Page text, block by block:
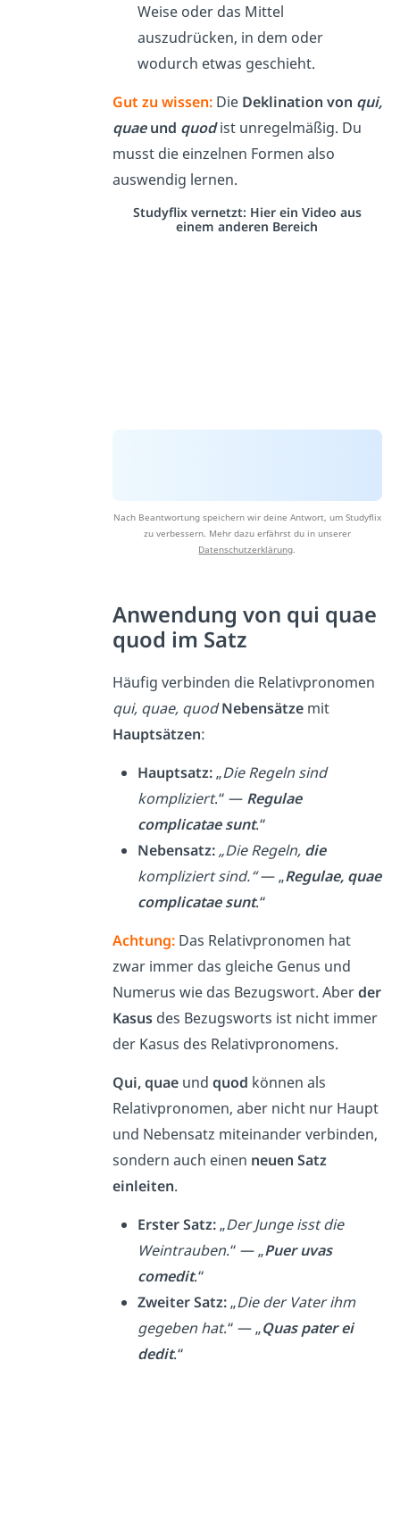
Weise oder das Mittel
auszudrücken, in dem oder
wodurch etwas geschieht.
Gut zu wissen: Die Deklination von qui,
quaeund quodist unregelmäßig. Du
musst die einzelnen Formen also
auswendig lernen.
Studyflix vernetzt: Hier ein Video aus
einem anderen Bereich
Nach Beantwortung speichern wir deine Antwort, um Studyflix
zu verbessern. Mehr dazu erfährst du in unserer
Datenschutzerklärung.
Anwendung von qui quae
quod im Satz
Häufig verbinden die Relativpronomen
qui, quae, quod Nebensätzemit
Hauptsätzen:
Hauptsatz:„Die Regeln sind
kompliziert.“ — Regulae
complicatae sunt.“
Nebensatz:„Die Regeln, die
kompliziert sind.“— „Regulae, quae
complicatae sunt.“
Achtung: Das Relativpronomen hat
zwar immer das gleiche Genus und
Numerus wie das Bezugswort. Aberder
Kasusdes Bezugsworts ist nicht immer
der Kasus des Relativpronomens.
Qui, quaeund quod können als
Relativpronomen, aber nicht nur Haupt
und Nebensatz miteinander verbinden,
sondern auch einen neuen Satz
einleiten.
Erster Satz:„Der Junge isst die
Weintrauben.“ — „Puer uvas
comedit.“
Zweiter Satz:„Die der Vater ihm
gegeben hat.“ — „Quas pater ei
dedit.“